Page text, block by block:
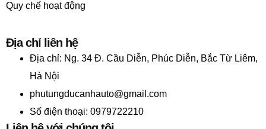
Quy chế hoạt động
Địa chỉ liên hệ
Địa chỉ: Ng. 34 Đ. Cầu Diễn, Phúc Diễn, Bắc Từ Liêm,
Hà Nội
phutungducanhauto@gmail.com
Số điện thoại: 0979722210